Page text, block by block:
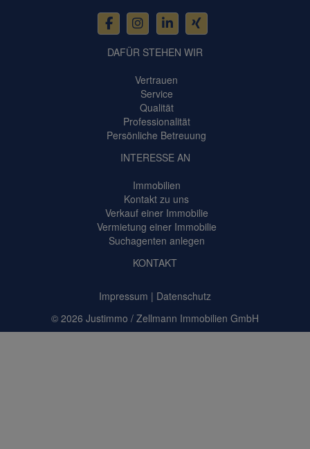
DAFÜR STEHEN WIR
Vertrauen
Service
Qualität
Professionalität
Persönliche Betreuung
INTERESSE AN
Immobilien
Kontakt zu uns
Verkauf einer Immobilie
Vermietung einer Immobilie
Suchagenten anlegen
KONTAKT
Impressum | Datenschutz
© 2026 Justimmo / Zellmann Immobilien GmbH